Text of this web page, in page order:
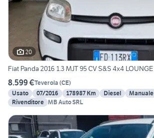
20
Fiat Panda 2016 1.3 MJT 95 CV S&S 4x4 LOUNGE
8.599 €Teverola (CE)
Usato
07/2016 178987 Km Diesel Manuale
Rivenditore MB Auto SRL